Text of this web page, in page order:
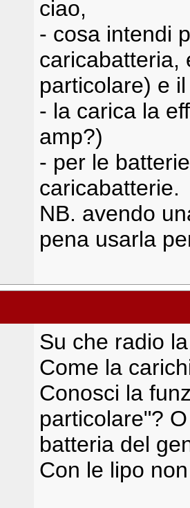
ciao,
- cosa intendi
caricabatteria,
particolare) e
- la carica la
amp?)
- per le
caricabatterie.
NB. avendo
pena usarla
Su che radio
Come la
Conosci la
particolare"?
batteria del
Con le lipo